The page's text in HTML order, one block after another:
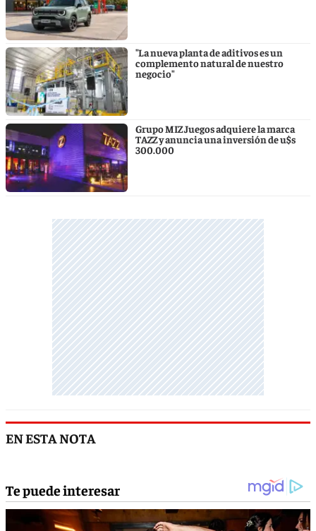
"La nueva planta de aditivos es un
complemento natural de nuestro
negocio"
Grupo MIZ Juegos adquiere la marca
TAZZ y anuncia una inversión de u$s
300.000
EN ESTA NOTA